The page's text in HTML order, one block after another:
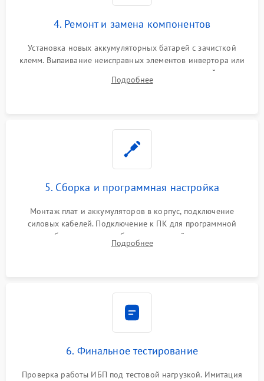
4. Ремонт и замена компонентов
Установка новых аккумуляторных батарей с зачисткой
клемм. Выпаивание неисправных элементов инвертора или
цепи зарядки и монтаж новых радиодеталей.
Восстановление поврежденных токоведущих дорожек и
Подробнее
5. Сборка и программная настройка
Монтаж плат и аккумуляторов в корпус, подключение
силовых кабелей. Подключение к ПК для программной
калибровки констант батареи, настройки порогов
срабатывания AVR и сброса счетчиков старения АКБ.
Подробнее
6. Финальное тестирование
Проверка работы ИБП под тестовой нагрузкой. Имитация